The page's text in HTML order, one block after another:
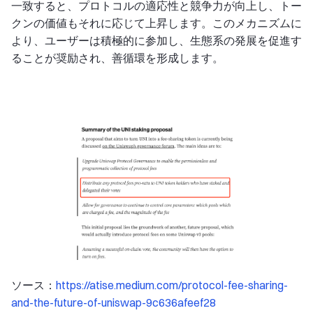
一致すると、プロトコルの適応性と競争力が向上し、トー
クンの価値もそれに応じて上昇します。このメカニズムに
より、ユーザーは積極的に参加し、生態系の発展を促進す
ることが奨励され、善循環を形成します。
ソース： https://atise.medium.com/protocol-fee-sharing-
and-the-future-of-uniswap-9c636afeef28